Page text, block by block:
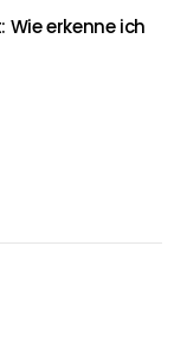
erkenne ich